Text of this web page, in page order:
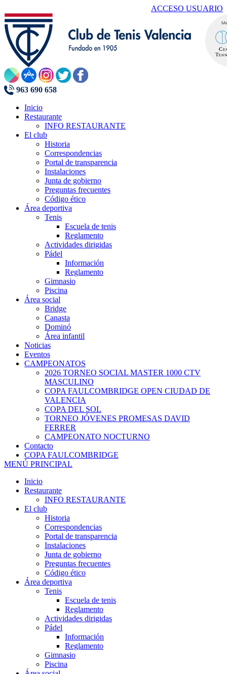
ACCESO USUARIO
963 690 658
Inicio
Restaurante
INFO RESTAURANTE
El club
Historia
Correspondencias
Portal de transparencia
Instalaciones
Junta de gobierno
Preguntas frecuentes
Código ético
Área deportiva
Tenis
Escuela de tenis
Reglamento
Actividades dirigidas
Pádel
Información
Reglamento
Gimnasio
Piscina
Área social
Bridge
Canasta
Dominó
Área infantil
Noticias
Eventos
CAMPEONATOS
2026 TORNEO SOCIAL MASTER 1000 CTV
MASCULINO
COPA FAULCOMBRIDGE OPEN CIUDAD DE
VALENCIA
COPA DEL SOL
TORNEO JÓVENES PROMESAS DAVID
FERRER
CAMPEONATO NOCTURNO
Contacto
COPA FAULCOMBRIDGE
MENÚ PRINCIPAL
Inicio
Restaurante
INFO RESTAURANTE
El club
Historia
Correspondencias
Portal de transparencia
Instalaciones
Junta de gobierno
Preguntas frecuentes
Código ético
Área deportiva
Tenis
Escuela de tenis
Reglamento
Actividades dirigidas
Pádel
Información
Reglamento
Gimnasio
Piscina